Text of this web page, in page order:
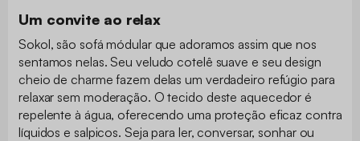
Um convite ao relax
Sokol, são sofá módular que adoramos assim que nos
sentamos nelas. Seu veludo cotelê suave e seu design
cheio de charme fazem delas um verdadeiro refúgio para
relaxar sem moderação. O tecido deste aquecedor é
repelente à água, oferecendo uma proteção eficaz contra
líquidos e salpicos. Seja para ler, conversar, sonhar ou